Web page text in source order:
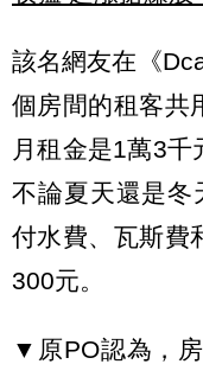
該名網友在《
個房間的租客共
月租金是1萬3千
不論夏天還是冬
付水費、瓦斯費
300元。
▼原PO認為，